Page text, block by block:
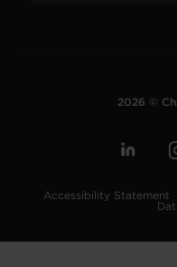
2026 ©
Accessibility Statement